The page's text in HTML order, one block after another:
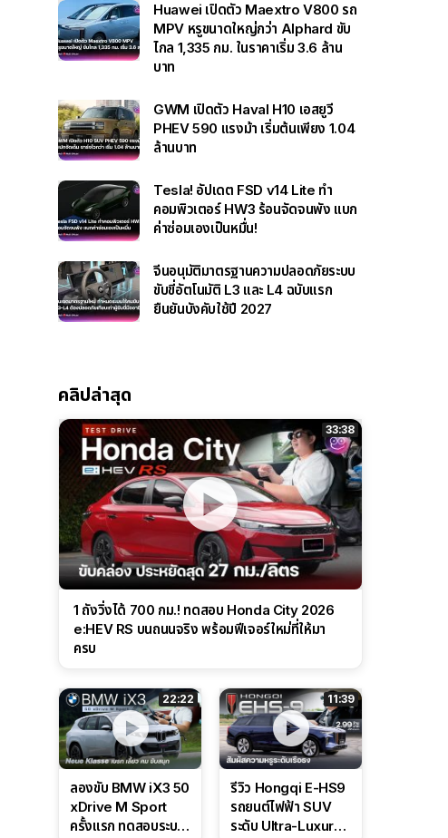
Huawei เปิดตัว Maextro V800 รถ
MPV หรูขนาดใหญ่กว่า Alphard ขับ
ไกล 1,335 กม. ในราคาเริ่ม 3.6 ล้าน
บาท
GWM เปิดตัว Haval H10 เอสยูวี
PHEV 590 แรงม้า เริ่มต้นเพียง 1.04
ล้านบาท
Tesla! อัปเดต FSD v14 Lite ทำ
คอมพิวเตอร์ HW3 ร้อนจัดจนพัง แบก
ค่าซ่อมเองเป็นหมื่น!
จีนอนุมัติมาตรฐานความปลอดภัยระบบ
ขับขี่อัตโนมัติ L3 และ L4 ฉบับแรก
ยืนยันบังคับใช้ปี 2027
คลิปล่าสุด
33:38
1 ถังวิ่งได้ 700 กม.! ทดสอบ Honda City 2026
e:HEV RS บนถนนจริง พร้อมฟีเจอร์ใหม่ที่ให้มา
ครบ
22:22
ลองขับ BMW iX3 50
xDrive M Sport
ครั้งแรก ทดสอบระบบ
11:39
รีวิว Hongqi E-HS9
รถยนต์ไฟฟ้า SUV
ระดับ Ultra-Luxury